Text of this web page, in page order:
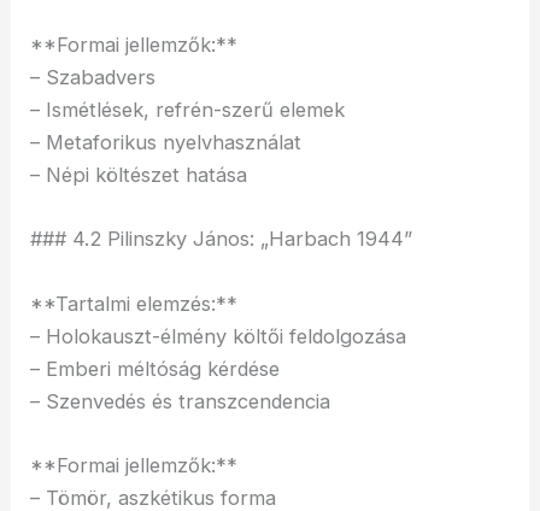
**Formai jellemzők:**
– Szabadvers
– Ismétlések, refrén-szerű elemek
– Metaforikus nyelvhasználat
– Népi költészet hatása
### 4.2 Pilinszky János: „Harbach 1944”
**Tartalmi elemzés:**
– Holokauszt-élmény költői feldolgozása
– Emberi méltóság kérdése
– Szenvedés és transzcendencia
**Formai jellemzők:**
– Tömör, aszkétikus forma